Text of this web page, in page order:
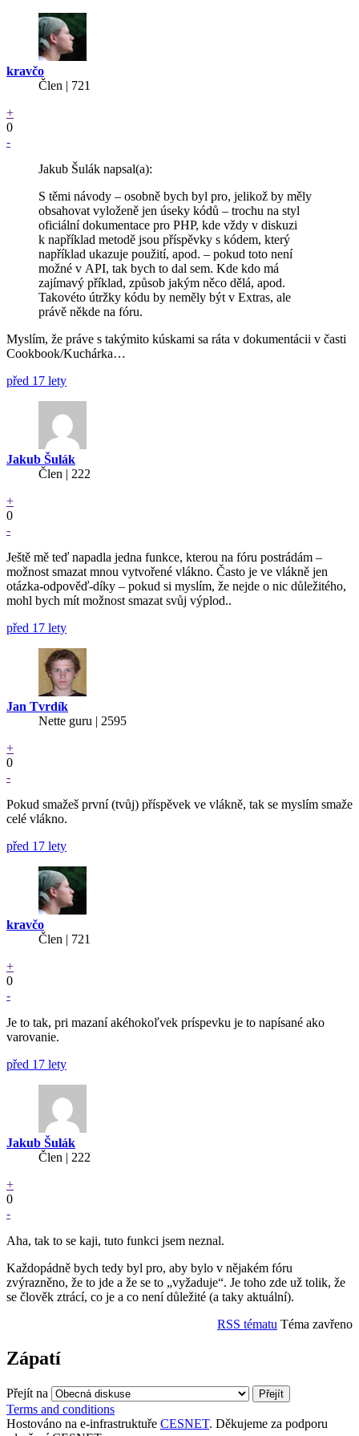
kravčo
Člen | 721
+
0
-
Jakub Šulák napsal(a):
S těmi návody – osobně bych byl pro, jelikož by měly
obsahovat vyloženě jen úseky kódů – trochu na styl
oficiální dokumentace pro PHP, kde vždy v diskuzi
k například metodě jsou příspěvky s kódem, který
například ukazuje použití, apod. – pokud toto není
možné v API, tak bych to dal sem. Kde kdo má
zajímavý příklad, způsob jakým něco dělá, apod.
Takovéto útržky kódu by neměly být v Extras, ale
právě někde na fóru.
Myslím, že práve s takýmito kúskami sa ráta v dokumentácii v časti
Cookbook/Kuchárka…
před 17 lety
Jakub Šulák
Člen | 222
+
0
-
Ještě mě teď napadla jedna funkce, kterou na fóru postrádám –
možnost smazat mnou vytvořené vlákno. Často je ve vlákně jen
otázka-odpověď-díky – pokud si myslím, že nejde o nic důležitého,
mohl bych mít možnost smazat svůj výplod..
před 17 lety
Jan Tvrdík
Nette guru | 2595
+
0
-
Pokud smažeš první (tvůj) příspěvek ve vlákně, tak se myslím smaže
celé vlákno.
před 17 lety
kravčo
Člen | 721
+
0
-
Je to tak, pri mazaní akéhokoľvek príspevku je to napísané ako
varovanie.
před 17 lety
Jakub Šulák
Člen | 222
+
0
-
Aha, tak to se kaji, tuto funkci jsem neznal.
Každopádně bych tedy byl pro, aby bylo v nějakém fóru
zvýrazněno, že to jde a že se to „vyžaduje“. Je toho zde už tolik, že
se člověk ztrácí, co je a co není důležité (a taky aktuální).
RSS tématu Téma zavřeno
Zápatí
Přejít na
Terms and conditions
Hostováno na e-infrastruktuře CESNET. Děkujeme za podporu